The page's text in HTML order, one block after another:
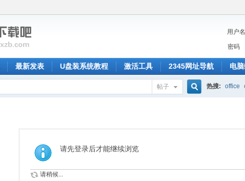
用户名
密码
最新发表 U盘装系统教程 激活工具 2345网址导航 电
帖子 热搜: office
请先登录后才能继续浏览
请稍候...